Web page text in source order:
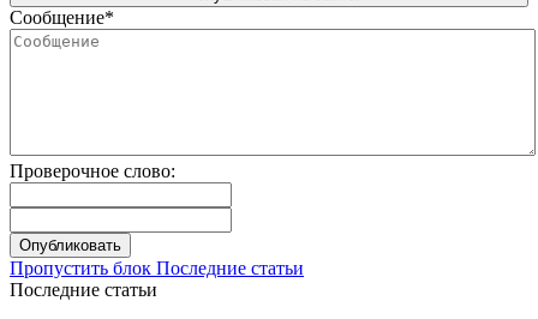
Сообщение*
Проверочное слово:
Пропустить блок Последние статьи
Последние статьи